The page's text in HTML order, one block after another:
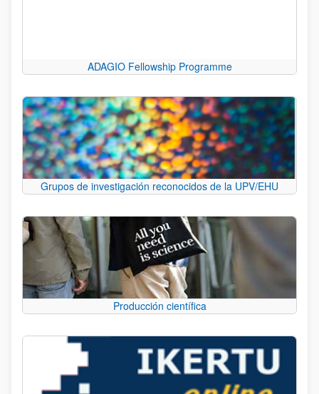
ADAGIO Fellowship Programme
Grupos de investigación reconocidos de la UPV/EHU
Producción científica